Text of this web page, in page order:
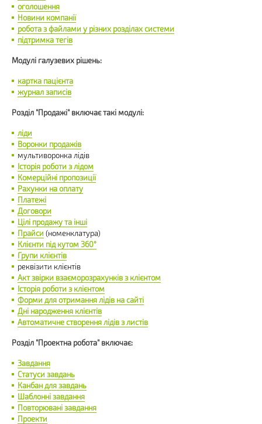
оголошення
Новини компанії
робота з файлами у різних розділах системи
підтримка тегів
Модулі галузевих рішень:
картка пацієнта
журнал записів
Розділ "Продажі" включає такі модулі:
ліди
Воронки продажів
мультиворонка лідів
Історія роботи з лідом
Комерційні пропозиції
Рахунки на оплату
Платежі
Договори
Цілі продажу та інші
Прайси (номенклатура)
Клієнти під кутом 360°
Групи клієнтів
реквізити клієнтів
Акт звірки взаєморозрахунків з клієнтом
Історія роботи з клієнтом
Форми для отримання лідів на сайті
Дні народження клієнтів
Автоматичне створення лідів з листів
Розділ "Проектна робота" включає:
Завдання
Статуси завдань
Канбан для завдань
Шаблонні завдання
Повторювані завдання
Проекти